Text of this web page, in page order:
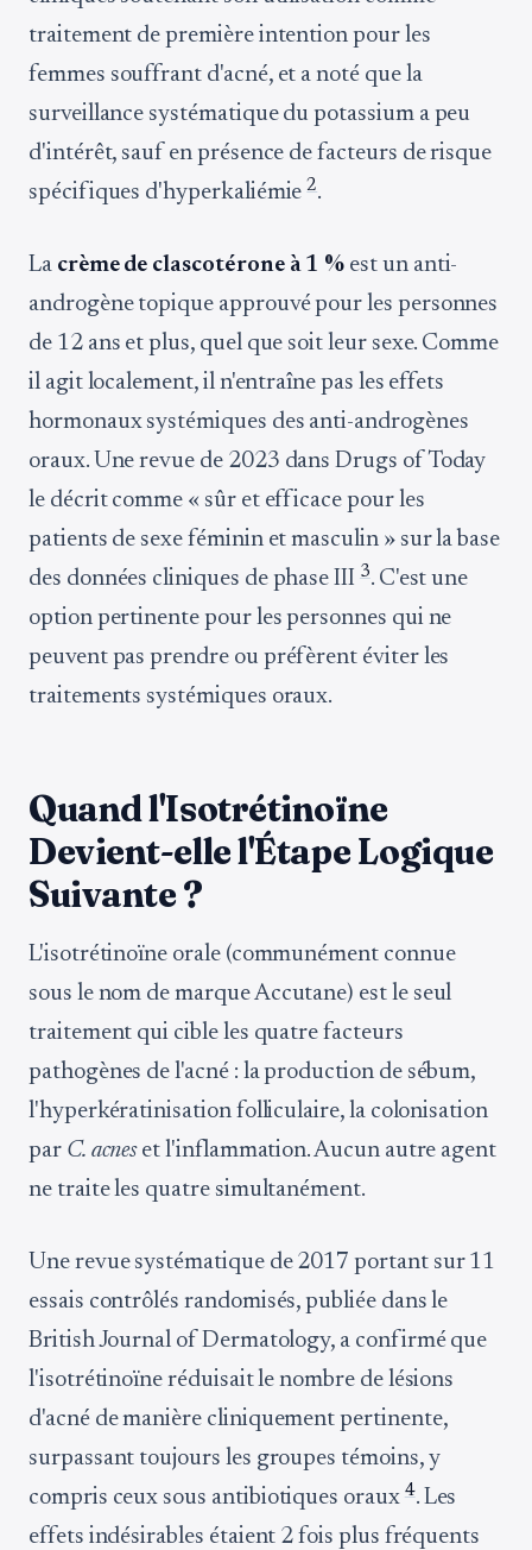
traitement de première intention pour les
femmes souffrant d'acné, et a noté que la
surveillance systématique du potassium a peu
d'intérêt, sauf en présence de facteurs de risque
spécifiques d'hyperkaliémie2.
La crème de clascotérone à 1 % est un anti-
androgène topique approuvé pour les personnes
de 12 ans et plus, quel que soit leur sexe. Comme
il agit localement, il n'entraîne pas les effets
hormonaux systémiques des anti-androgènes
oraux. Une revue de 2023 dans Drugs of Today
le décrit comme « sûr et efficace pour les
patients de sexe féminin et masculin » sur la base
des données cliniques de phase III 3. C'est une
option pertinente pour les personnes qui ne
peuvent pas prendre ou préfèrent éviter les
traitements systémiques oraux.
Quand l'Isotrétinoïne
Devient-elle l'Étape Logique
Suivante ?
L'isotrétinoïne orale (communément connue
sous le nom de marque Accutane) est le seul
traitement qui cible les quatre facteurs
pathogènes de l'acné : la production de sébum,
l'hyperkératinisation folliculaire, la colonisation
par C. acneset l'inflammation. Aucun autre agent
ne traite les quatre simultanément.
Une revue systématique de 2017 portant sur 11
essais contrôlés randomisés, publiée dans le
British Journal of Dermatology, a confirmé que
l'isotrétinoïne réduisait le nombre de lésions
d'acné de manière cliniquement pertinente,
surpassant toujours les groupes témoins, y
compris ceux sous antibiotiques oraux 4. Les
effets indésirables étaient 2 fois plus fréquents